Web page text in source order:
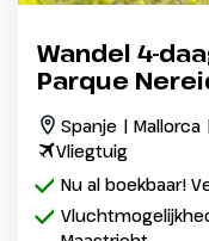
Wandel 4-
Parque
Spanje | Mallorca
Vliegtuig
Nu al boekbaar!